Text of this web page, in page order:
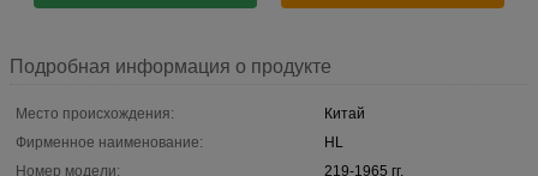
Подробная информация о продукте
Место происхождения:
Китай
Фирменное наименование:
HL
Номер модели:
219-1965 гг.